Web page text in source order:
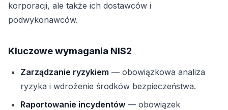
korporacji, ale także ich dostawców i
podwykonawców.
Kluczowe wymagania NIS2
Zarządzanie ryzykiem — obowiązkowa analiza
ryzyka i wdrożenie środków bezpieczeństwa.
Raportowanie incydentów — obowiązek